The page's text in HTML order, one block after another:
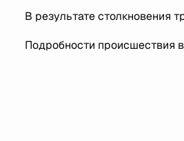
В результате столкновения
Подробности происшествия